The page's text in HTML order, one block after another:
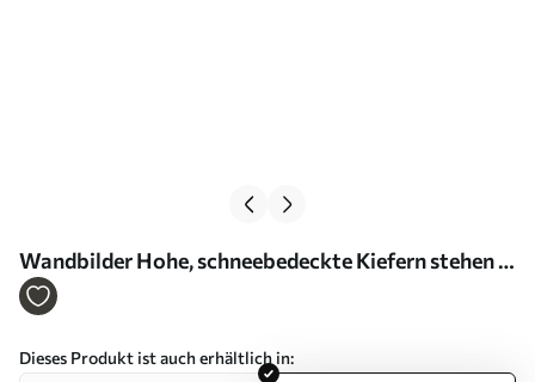
Wandbilder Hohe, schneebedeckte Kiefern stehen in
einem nebligen Wald, eine sanfte, gedämpfte
Dieses Produkt ist auch erhältlich in: